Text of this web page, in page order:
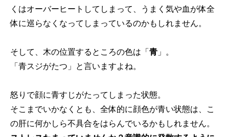
くはオーバーヒートしてしまって、うまく気や血が体全
体に巡らなくなってしまっているのかもしれません。
そして、木の位置するところの色は「青 」。
「青スジがたつ」と言いますよね。
怒りで顔に青すじがたってしまった状態。
そこまでいかなくとも、全体的に顔色が青い状態は、こ
の肝に何かしら不具合をはらんでいるかもしれません。